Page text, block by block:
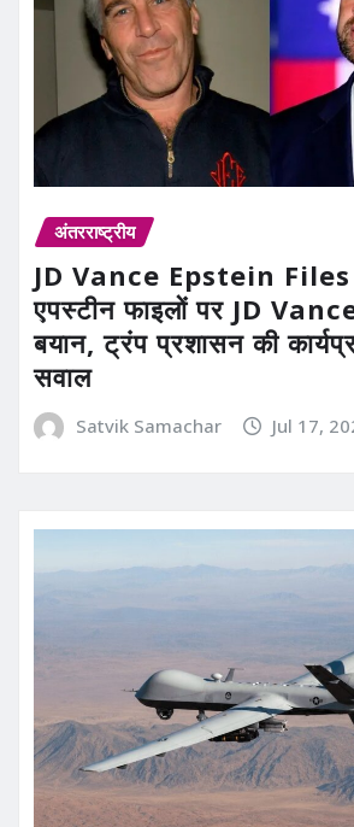
अंतरराष्ट्रीय
JD Vance Epstein Files
एपस्टीन फाइलों पर JD
बयान, ट्रंप प्रशासन की
सवाल
Satvik Samachar Jul 17,